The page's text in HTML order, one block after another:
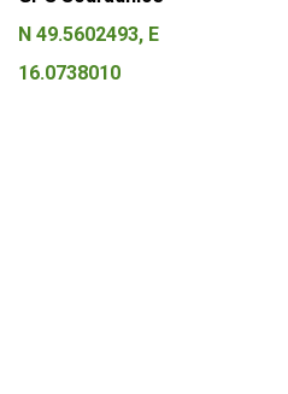
N 49.5602493, E
16.0738010